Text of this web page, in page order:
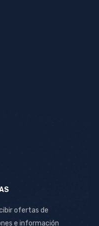
ofertas de
e información